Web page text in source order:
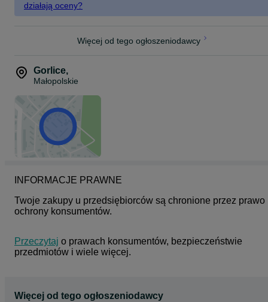
działają oceny?
Więcej od tego ogłoszeniodawcy
Gorlice,
Małopolskie
INFORMACJE PRAWNE
Twoje zakupy u przedsiębiorców są chronione przez prawo
ochrony konsumentów.
Przeczytaj o prawach konsumentów, bezpieczeństwie
przedmiotów i wiele więcej.
Więcej od tego ogłoszeniodawcy